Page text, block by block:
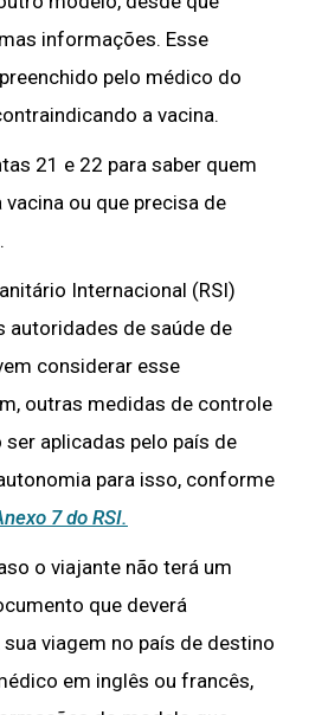
informações. Esse
pelo médico do
a vacina.
21 e 22 para saber quem
ou que precisa de
Internacional (RSI)
autoridades de saúde de
considerar esse
outras medidas de controle
aplicadas pelo país de
para isso, conforme
7 do RSI.
o viajante não terá um
que deverá
viagem no país de destino
em inglês ou francês,